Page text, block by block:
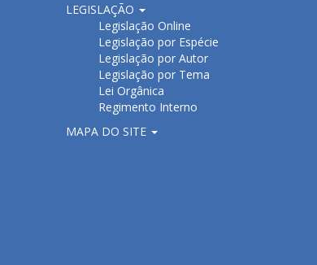
LEGISLAÇÃO
Legislação Online
Legislação por Espécie
Legislação por Autor
Legislação por Tema
Lei Orgânica
Regimento Interno
MAPA DO SITE